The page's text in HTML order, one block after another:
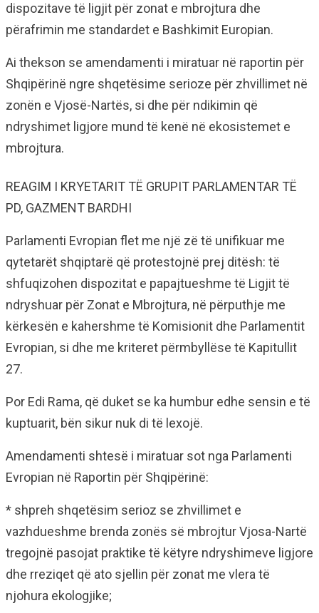
dispozitave të ligjit për zonat e mbrojtura dhe
përafrimin me standardet e Bashkimit Europian.
Ai thekson se amendamenti i miratuar në raportin për
Shqipërinë ngre shqetësime serioze për zhvillimet në
zonën e Vjosë-Nartës, si dhe për ndikimin që
ndryshimet ligjore mund të kenë në ekosistemet e
mbrojtura.
REAGIM I KRYETARIT TË GRUPIT PARLAMENTAR TË
PD, GAZMENT BARDHI
Parlamenti Evropian flet me një zë të unifikuar me
qytetarët shqiptarë që protestojnë prej ditësh: të
shfuqizohen dispozitat e papajtueshme të Ligjit të
ndryshuar për Zonat e Mbrojtura, në përputhje me
kërkesën e kahershme të Komisionit dhe Parlamentit
Evropian, si dhe me kriteret përmbyllëse të Kapitullit
27.
Por Edi Rama, që duket se ka humbur edhe sensin e të
kuptuarit, bën sikur nuk di të lexojë.
Amendamenti shtesë i miratuar sot nga Parlamenti
Evropian në Raportin për Shqipërinë:
* shpreh shqetësim serioz se zhvillimet e
vazhdueshme brenda zonës së mbrojtur Vjosa-Nartë
tregojnë pasojat praktike të këtyre ndryshimeve ligjore
dhe rreziqet që ato sjellin për zonat me vlera të
njohura ekologjike;